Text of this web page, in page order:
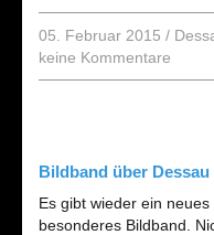
05. Februar 2015 /
keine Kommentare
Bildband über Dessau
Es gibt wieder ein
besonderes Bildband.